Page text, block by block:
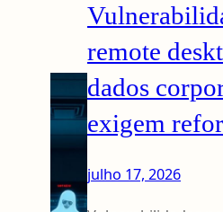
remote
dados
exigem
julho 17, 2026